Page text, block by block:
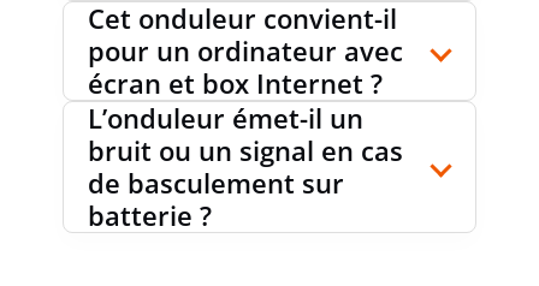
FONCTION DE COUPURE AUTOMATIQUE
FRÉQUENCE PRIMAIRE 46...70 Hz
Cet onduleur convient-il
pour un ordinateur avec
écran et box Internet ?
L’onduleur émet-il un
bruit ou un signal en cas
de basculement sur
batterie ?